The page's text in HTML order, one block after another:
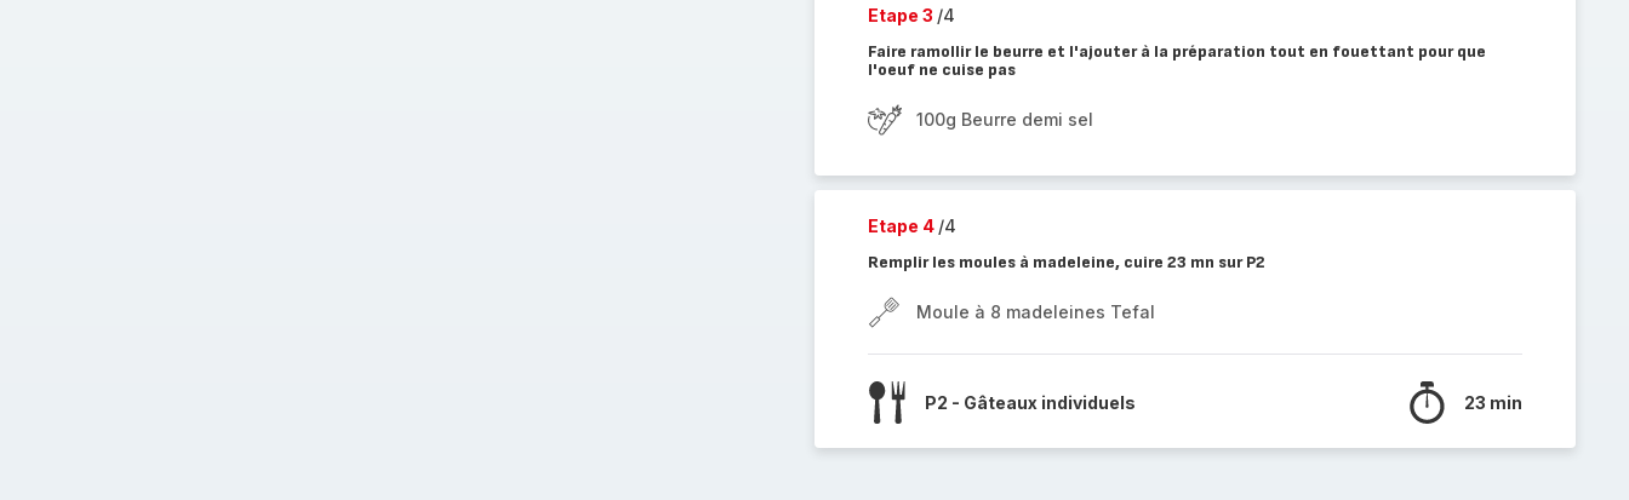
Etape 3 /4
Faire ramollir le beurre et l'ajouter à la préparation tout en fouettant pour que
l'oeuf ne cuise pas
100g Beurre demi sel
Etape 4 /4
Remplir les moules à madeleine, cuire 23 mn sur P2
Moule à 8 madeleines Tefal
P2 - Gâteaux individuels 23 min